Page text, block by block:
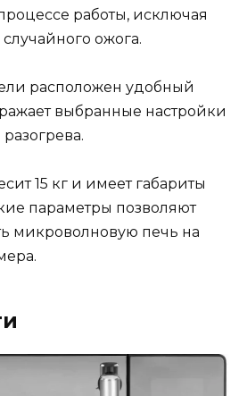
работы, исключая
ожога.
расположен удобный
выбранные настройки
15 кг и имеет габариты
параметры позволяют
микроволновую печь на